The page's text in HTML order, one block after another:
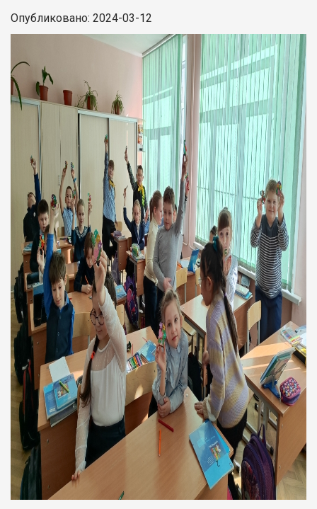
Опубликовано: 2024-03-12